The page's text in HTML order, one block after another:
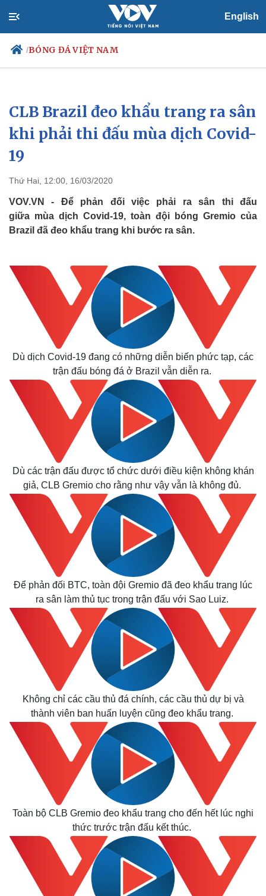
English
/BÓNG ĐÁ VIỆT NAM
Chính trị
Đảng
Tổ chức nhân sự
Quốc hội
Nhận diện sự thật
Xã hội
Tin 24h
Dự báo thời tiết
Cuộc sống đó đây
Multimedia
Video
Ảnh
E-Magazine
Infographic
CLB Brazil đeo khẩu trang ra sân
khi phải thi đấu mùa dịch Covid-
19
Thứ Hai, 12:00, 16/03/2020
VOV.VN - Để phản đối việc phải ra sân thi đấu
giữa mùa dịch Covid-19, toàn đội bóng Gremio của
Brazil đã đeo khẩu trang khi bước ra sân.
Dù dịch Covid-19 đang có những diễn biến phức tạp, các
trận đấu bóng đá ở Brazil vẫn diễn ra.
Dù các trận đấu được tổ chức dưới điều kiện không khán
giả, CLB Gremio cho rằng như vậy vẫn là không đủ.
Để phản đối BTC, toàn đội Gremio đã đeo khẩu trang lúc
ra sân làm thủ tục trong trận đấu với Sao Luiz.
Không chỉ các cầu thủ đá chính, các cầu thủ dự bị và
thành viên ban huấn luyện cũng đeo khẩu trang.
Toàn bộ CLB Gremio đeo khẩu trang cho đến hết lúc nghi
thức trước trận đấu kết thúc.